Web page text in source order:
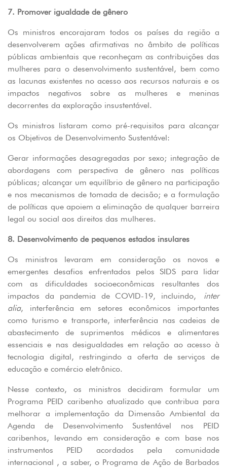
7. Promover igualdade de gênero
Os ministros encorajaram todos os países da região a
desenvolverem ações afirmativas no âmbito de políticas
públicas ambientais que reconheçam as contribuições das
mulheres para o desenvolvimento sustentável, bem como
as lacunas existentes no acesso aos recursos naturais e os
impactos negativos sobre as mulheres e meninas
decorrentes da exploração insustentável.
Os ministros listaram como pré-requisitos para alcançar
os Objetivos de Desenvolvimento Sustentável:
Gerar informações desagregadas por sexo; integração de
abordagens com perspectiva de gênero nas políticas
públicas; alcançar um equilíbrio de gênero na participação
e nos mecanismos de tomada de decisão; e a formulação
de políticas que apoiem a eliminação de qualquer barreira
legal ou social aos direitos das mulheres.
8. Desenvolvimento de pequenos estados insulares
Os ministros levaram em consideração os novos e
emergentes desafios enfrentados pelos SIDS para lidar
com as dificuldades socioeconômicas resultantes dos
impactos da pandemia de COVID-19, incluindo, inter
alia, interferência em setores econômicos importantes
como turismo e transporte, interferência nas cadeias de
abastecimento de suprimentos médicos e alimentares
essenciais e nas desigualdades em relação ao acesso à
tecnologia digital, restringindo a oferta de serviços de
educação e comércio eletrônico.
Nesse contexto, os ministros decidiram formular um
Programa PEID caribenho atualizado que contribua para
melhorar a implementação da Dimensão Ambiental da
Agenda de Desenvolvimento Sustentável nos PEID
caribenhos, levando em consideração e com base nos
instrumentos PEID acordados pela comunidade
internacional , a saber, o Programa de Ação de Barbados